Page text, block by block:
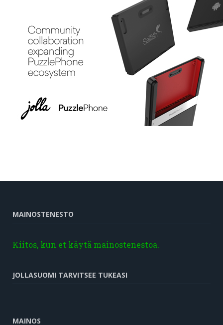
MAINOSTENESTO
Kiitos, kun et käytä mainostenestoa.
JOLLASUOMI TARVITSEE TUKEASI
MAINOS